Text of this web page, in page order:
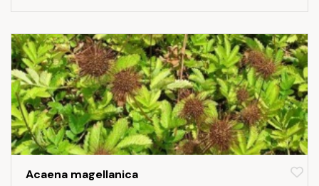
Acaena magellanica